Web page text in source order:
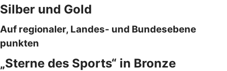
Silber und Gold
Auf regionaler, Landes- und Bundesebene
punkten
„Sterne des Sports“ in Bronze